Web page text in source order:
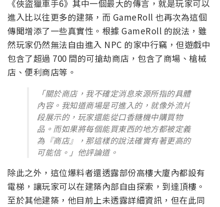
《俠盜獵車手6》其中一個最大的傳言，就是玩家可以
進入比以往更多的建築，而 GameRoll 也再次為這個
傳聞增添了一些真實性。根據 GameRoll 的說法，雖
然玩家仍然無法自由進入 NPC 的家中行竊，但遊戲中
包含了超過 700 間的可搶劫商店，包含了商場、槍械
店、便利商店等。
「關於商店，我不確定消息來源所指的具體
內容。我知道商場是可進入的，就像外流片
段展示的，玩家還能從口香糖機中購買物
品。而如果將每個能買東西的地方都被定義
為『商店』，那這樣的說法確實有著更高的
可能信。」他評論道。
除此之外，這位爆料者還透露部份高樓大廈內都設有
電梯，讓玩家可以在建築內部自由探索，到達頂樓。
至於其他建築，他目前上未透露詳細資訊，但在此同